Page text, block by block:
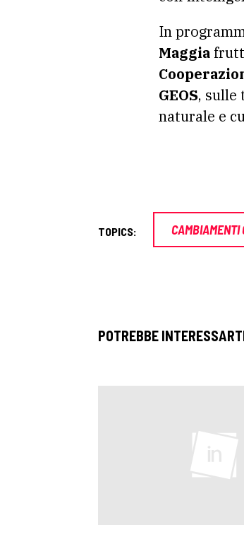
In
Maggia
GEOS, sulle
naturale e
TOPICS: CAMBIAMENTI
POTREBBE